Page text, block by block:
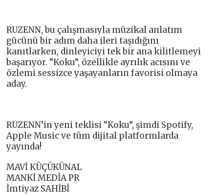
RUZENN, bu çalışmasıyla müzikal anlatım
gücünü bir adım daha ileri taşıdığını
kanıtlarken, dinleyiciyi tek bir ana kilitlemeyi
başarıyor. “Koku”, özellikle ayrılık acısını ve
özlemi sessizce yaşayanların favorisi olmaya
aday.
RUZENN’in yeni teklisi “Koku”, şimdi Spotify,
Apple Music ve tüm dijital platformlarda
yayında!
MAVİ KÜÇÜKÜNAL
MANKİ MEDİA PR
İmtiyaz SAHİBİ